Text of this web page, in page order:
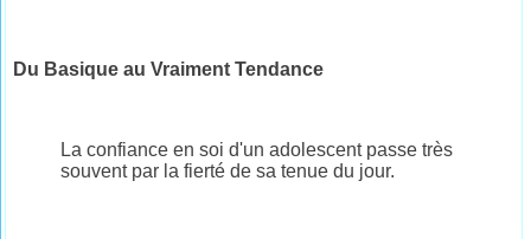
Du Basique au Vraiment Tendance
La confiance en soi d'un adolescent passe très
souvent par la fierté de sa tenue du jour.